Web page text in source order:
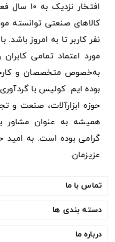
افتخار
نفر کاربر تا به امروز باشد.
مورد اعتماد تمامی
به‌خصوص متخصصان و
بوده ایم. کولیس با
حوزه ابزارآلات، صنعت
همیشه به عنوان مشاور
گرامی بوده است. به امید
عزیزمان.
تماس با ما
دسته بندی ها
درباره ما